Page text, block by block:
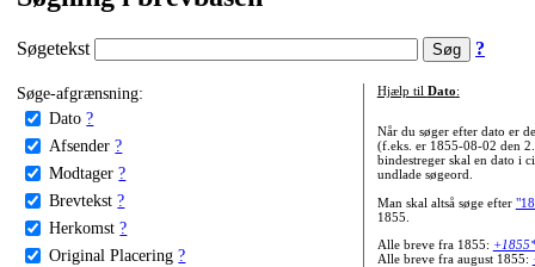
Søgetekst ?
Søge-afgrænsning:
Dato ?
Afsender ?
Modtager ?
Brevtekst ?
Herkomst ?
Original Placering ?
Hjælp til Dato:
Når du søger efter dato er
(f.eks. er 1855-08-02 den
bindestreger skal en dato i
undlade søgeord.
Man skal altså søge efter
1855.
Alle breve fra 1855:
Alle breve fra august 1855: